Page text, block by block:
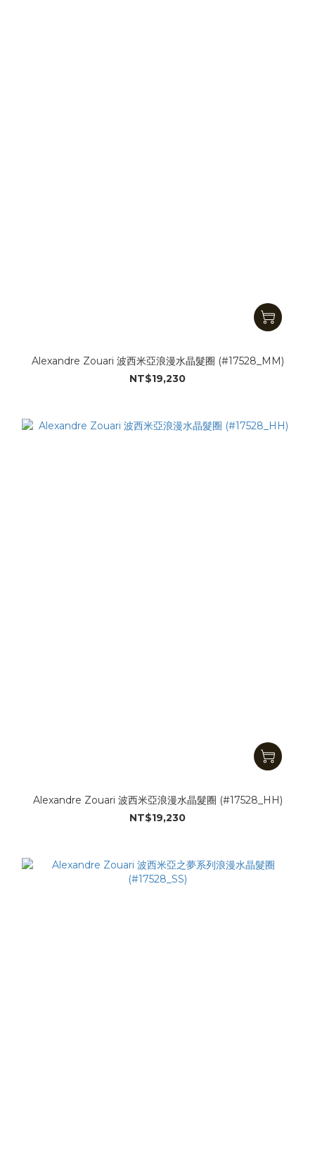
Alexandre Zouari 波西米亞浪漫水晶髮圈 (#17528_MM)
NT$19,230
Alexandre Zouari 波西米亞浪漫水晶髮圈 (#17528_HH)
NT$19,230